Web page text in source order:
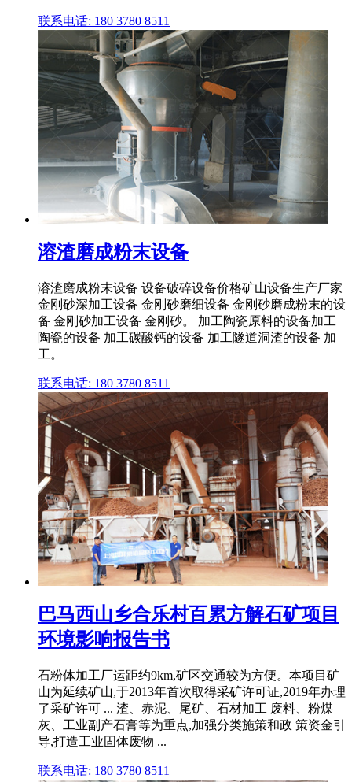
联系电话: 180 3780 8511
溶渣磨成粉末设备
溶渣磨成粉末设备 设备破碎设备价格矿山设备生产厂家
金刚砂深加工设备 金刚砂磨细设备 金刚砂磨成粉末的设
备 金刚砂加工设备 金刚砂。 加工陶瓷原料的设备加工
陶瓷的设备 加工碳酸钙的设备 加工隧道洞渣的设备 加
工。
联系电话: 180 3780 8511
巴马西山乡合乐村百累方解石矿项目
环境影响报告书
石粉体加工厂运距约9km,矿区交通较为方便。本项目矿
山为延续矿山,于2013年首次取得采矿许可证,2019年办理
了采矿许可 ... 渣、赤泥、尾矿、石材加工 废料、粉煤
灰、工业副产石膏等为重点,加强分类施策和政 策资金引
导,打造工业固体废物 ...
联系电话: 180 3780 8511